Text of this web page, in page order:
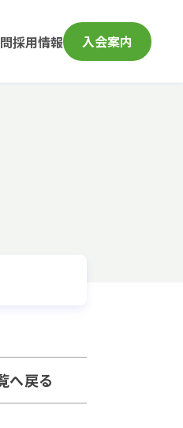
採用情報 入会案内
へ戻る